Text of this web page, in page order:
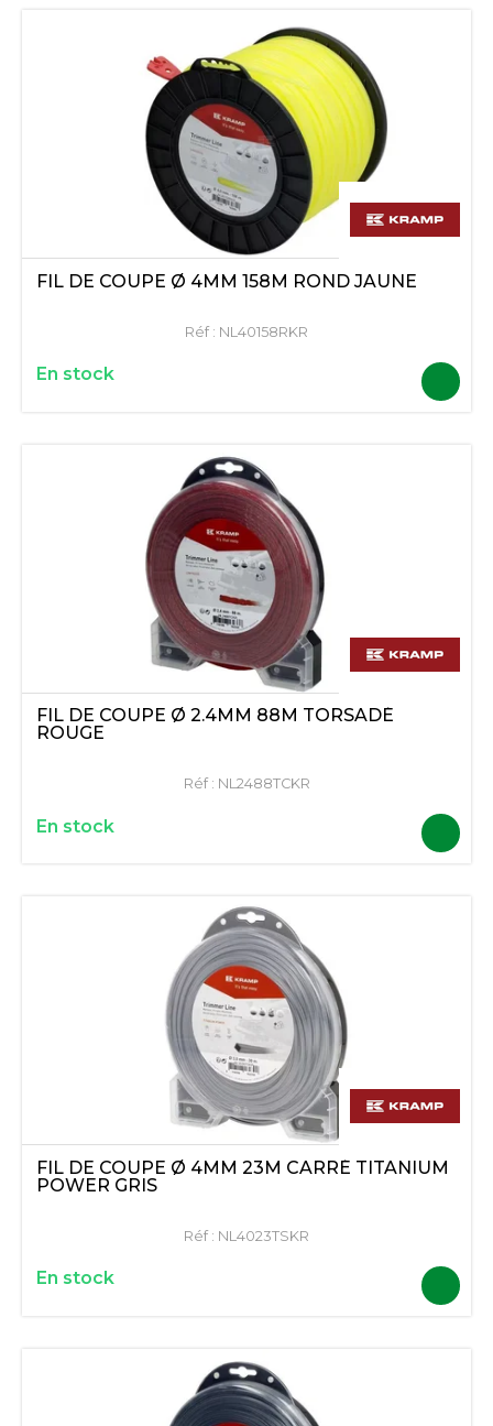
FIL DE COUPE Ø 4MM 158M ROND JAUNE
Réf : NL40158RKR
En stock
FIL DE COUPE Ø 2.4MM 88M TORSADÉ
ROUGE
Réf : NL2488TCKR
En stock
FIL DE COUPE Ø 4MM 23M CARRÉ TITANIUM
POWER GRIS
Réf : NL4023TSKR
En stock